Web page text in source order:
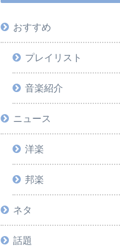
おすすめ
プレイリスト
音楽紹介
ニュース
洋楽
邦楽
ネタ
話題